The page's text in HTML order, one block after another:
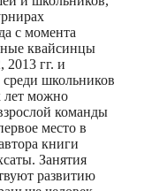
с момента
квайсинцы
2013 гг. и
школьников
лет можно
команды
место в
книги
Занятия
развитию